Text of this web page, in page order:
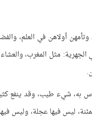
أولاهن في العلم،
الجهرية: مثل المغرب،
به، شيء طيب، وقد ينفع
ليس فيها عجلة، وليس